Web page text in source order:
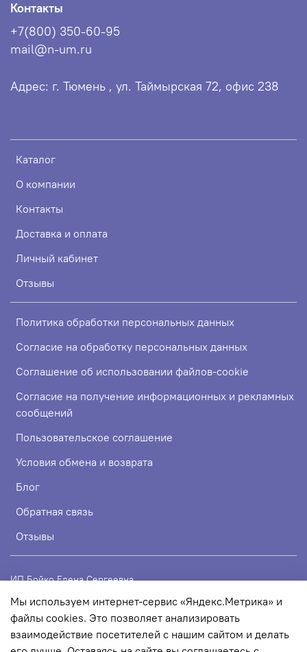
Каталог
О компании
Контакты
Доставка и оплата
Личный кабинет
Отзывы
Политика обработки персональных данных
Согласие на обработку персональных данных
Соглашение об использовании файлов-cookie
Согласие на получение информационных и рекламных
сообщений
Пользовательское соглашение
Условия обмена и возврата
Блог
Обратная связь
Отзывы
Контакты
+7(800) 350-60-95
mail@n-um.ru
Адрес: г. Тюмень , ул. Таймырская 72, офис 238
ИП Бойко Елена Сергеевна
ИНН 720319113307
ОГРНИП 324723200067956
Мы используем интернет-сервис «Яндекс.Метрика» и
файлы cookies. Это позволяет анализировать
взаимодействие посетителей с нашим сайтом и делать